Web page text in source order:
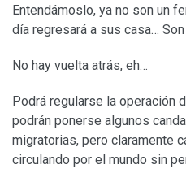
Entendámoslo, ya no son un
día regresará a sus casa…
No hay vuelta atrás, eh…
Podrá regularse la operación
podrán ponerse algunos
migratorias, pero claramente
circulando por el mundo sin